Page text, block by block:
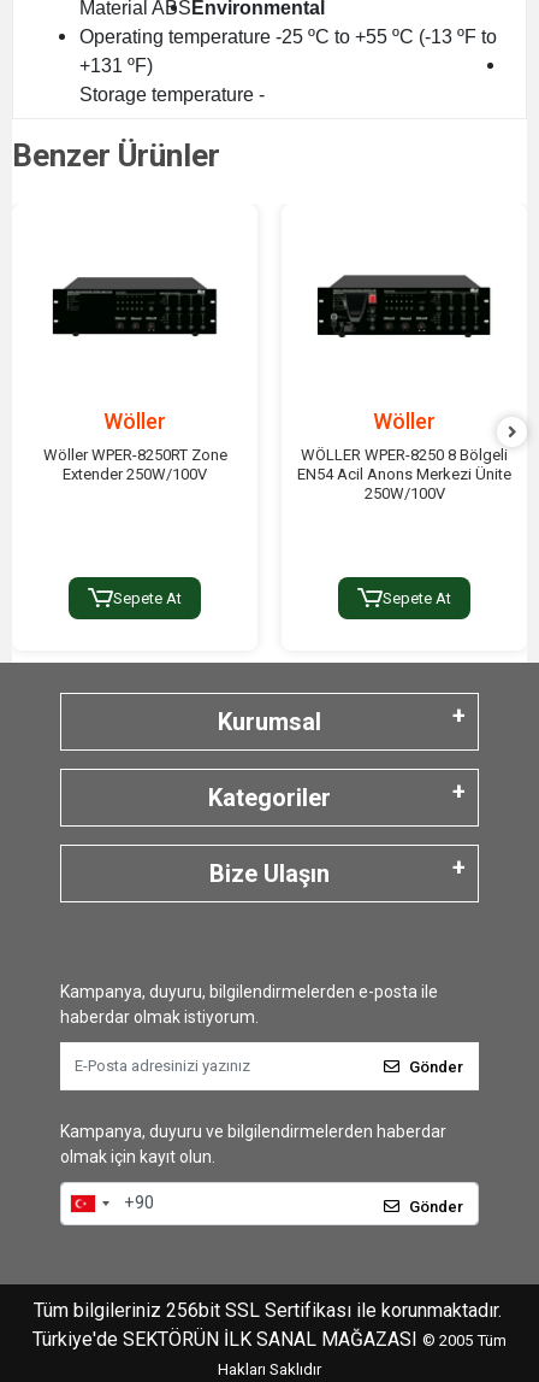
Material ABS Environmental
Operating temperature -25 ºC to +55 ºC (-13 ºF to
+131 ºF)
Storage temperature -
Benzer Ürünler
Wöller
Wöller WPER-8250RT Zone
Extender 250W/100V
Sepete At
Wöller
WÖLLER WPER-8250 8 Bölgeli
EN54 Acil Anons Merkezi Ünite
250W/100V
Sepete At
Kurumsal
Kategoriler
Bize Ulaşın
Kampanya, duyuru, bilgilendirmelerden e-posta ile
haberdar olmak istiyorum.
Gönder
Kampanya, duyuru ve bilgilendirmelerden haberdar
olmak için kayıt olun.
Gönder
Tüm bilgileriniz 256bit SSL Sertifikası ile korunmaktadır.
Türkiye'de SEKTÖRÜN İLK SANAL MAĞAZASI © 2005 Tüm
Hakları Saklıdır